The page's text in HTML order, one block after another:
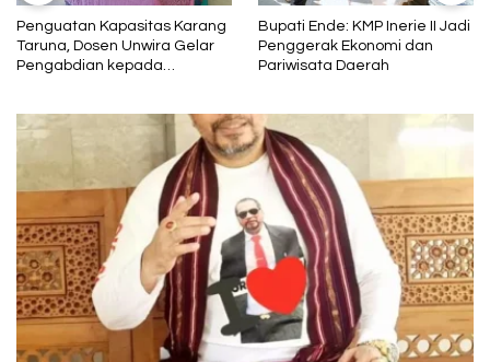
Penguatan Kapasitas Karang
Taruna, Dosen Unwira Gelar
Pengabdian kepada
Bupati Ende: KMP Inerie II Jadi
Penggerak Ekonomi dan
Pariwisata Daerah